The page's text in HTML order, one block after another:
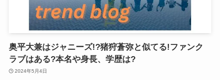
奥平大兼はジャニーズ!?猪狩蒼弥と似てる!ファンク
ラブはある?本名や身長、学歴は?
2024年5月4日